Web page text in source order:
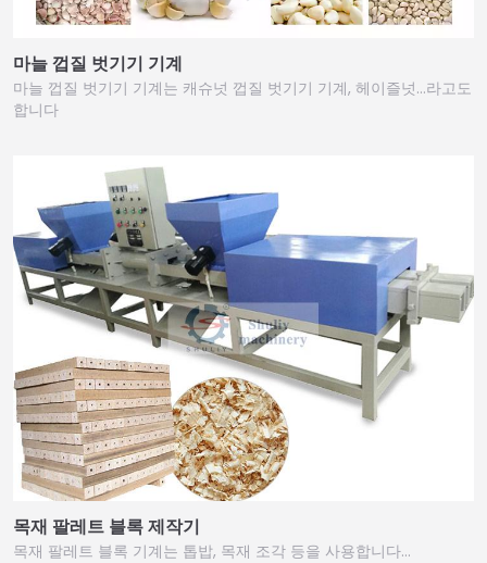
마늘 껍질 벗기기 기계
마늘 껍질 벗기기 기계는 캐슈넛 껍질 벗기기 기계, 헤이즐넛…라고도
합니다
목재 팔레트 블록 제작기
목재 팔레트 블록 기계는 톱밥, 목재 조각 등을 사용합니다…